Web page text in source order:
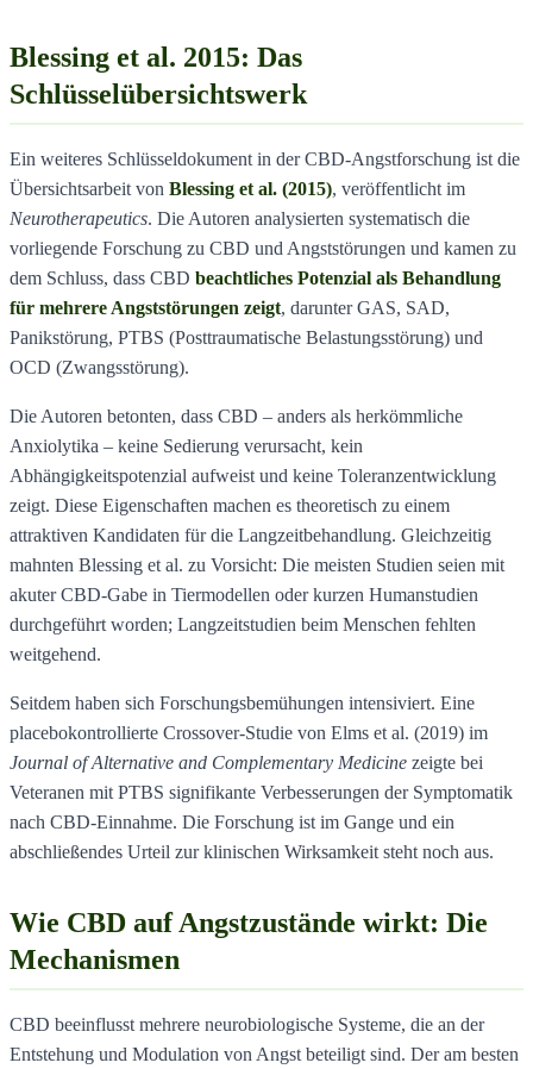
Blessing et al. 2015: Das
Schlüsselübersichtswerk
Ein weiteres Schlüsseldokument in der CBD-Angstforschung ist die
Übersichtsarbeit von Blessing et al. (2015), veröffentlicht im
Neurotherapeutics. Die Autoren analysierten systematisch die
vorliegende Forschung zu CBD und Angststörungen und kamen zu
dem Schluss, dass CBD beachtliches Potenzial als Behandlung
für mehrere Angststörungen zeigt, darunter GAS, SAD,
Panikstörung, PTBS (Posttraumatische Belastungsstörung) und
OCD (Zwangsstörung).
Die Autoren betonten, dass CBD – anders als herkömmliche
Anxiolytika – keine Sedierung verursacht, kein
Abhängigkeitspotenzial aufweist und keine Toleranzentwicklung
zeigt. Diese Eigenschaften machen es theoretisch zu einem
attraktiven Kandidaten für die Langzeitbehandlung. Gleichzeitig
mahnten Blessing et al. zu Vorsicht: Die meisten Studien seien mit
akuter CBD-Gabe in Tiermodellen oder kurzen Humanstudien
durchgeführt worden; Langzeitstudien beim Menschen fehlten
weitgehend.
Seitdem haben sich Forschungsbemühungen intensiviert. Eine
placebokontrollierte Crossover-Studie von Elms et al. (2019) im
Journal of Alternative and Complementary Medicine zeigte bei
Veteranen mit PTBS signifikante Verbesserungen der Symptomatik
nach CBD-Einnahme. Die Forschung ist im Gange und ein
abschließendes Urteil zur klinischen Wirksamkeit steht noch aus.
Wie CBD auf Angstzustände wirkt: Die
Mechanismen
CBD beeinflusst mehrere neurobiologische Systeme, die an der
Entstehung und Modulation von Angst beteiligt sind. Der am besten